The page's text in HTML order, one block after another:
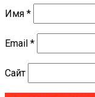
Имя *
Email *
Сайт